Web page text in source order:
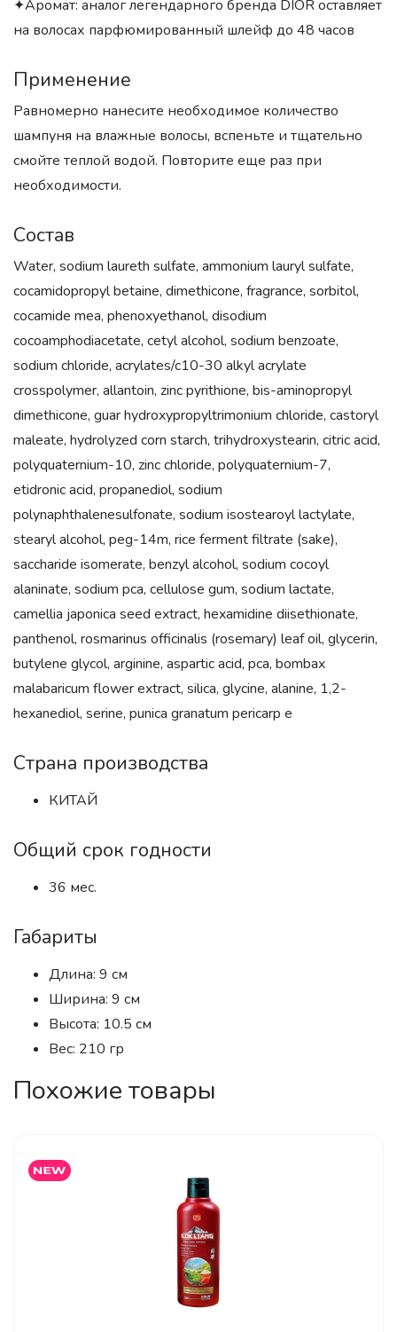
✦Аромат: аналог легендарного бренда DIOR оставляет
на волосах парфюмированный шлейф до 48 часов
Применение
Равномерно нанесите необходимое количество
шампуня на влажные волосы, вспеньте и тщательно
смойте теплой водой. Повторите еще раз при
необходимости.
Состав
Water, sodium laureth sulfate, ammonium lauryl sulfate,
cocamidopropyl betaine, dimethicone, fragrance, sorbitol,
cocamide mea, phenoxyethanol, disodium
cocoamphodiacetate, cetyl alcohol, sodium benzoate,
sodium chloride, acrylates/c10-30 alkyl acrylate
crosspolymer, allantoin, zinc pyrithione, bis-aminopropyl
dimethicone, guar hydroxypropyltrimonium chloride, castoryl
maleate, hydrolyzed corn starch, trihydroxystearin, citric acid,
polyquaternium-10, zinc chloride, polyquaternium-7,
etidronic acid, propanediol, sodium
polynaphthalenesulfonate, sodium isostearoyl lactylate,
stearyl alcohol, peg-14m, rice ferment filtrate (sake),
saccharide isomerate, benzyl alcohol, sodium cocoyl
alaninate, sodium pca, cellulose gum, sodium lactate,
camellia japonica seed extract, hexamidine diisethionate,
panthenol, rosmarinus officinalis (rosemary) leaf oil, glycerin,
butylene glycol, arginine, aspartic acid, pca, bombax
malabaricum flower extract, silica, glycine, alanine, 1,2-
hexanediol, serine, punica granatum pericarp e
Страна производства
КИТАЙ
Общий срок годности
36 мес.
Габариты
Длина: 9 см
Ширина: 9 см
Высота: 10.5 см
Вес: 210 гр
Похожие товары